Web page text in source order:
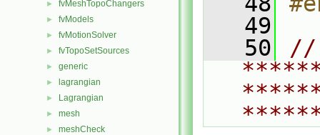
► fvMeshTopoChangers
► fvModels
► fvMotionSolver
► fvTopoSetSources
► generic
► lagrangian
► Lagrangian
► mesh
► meshCheck
   49
   50
//